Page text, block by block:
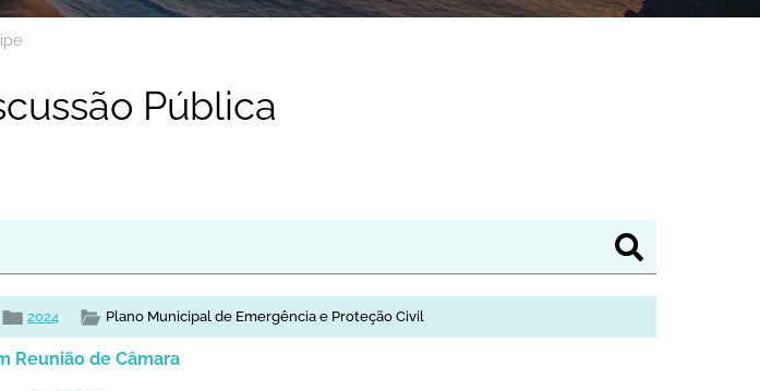
Pública
2024 Plano Municipal de Emergência e Proteção Civil
Reunião de Câmara